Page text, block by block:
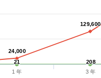
21
21 208
208
24,000
24,000
129,600
129,600
1 年 3 年